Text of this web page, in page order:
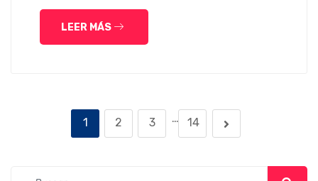
LEER MÁS
1 2 3 … 14